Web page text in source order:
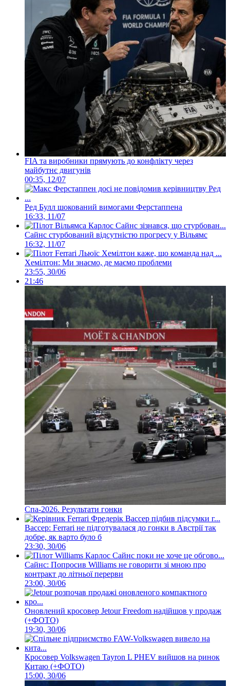
FIA та виробники прямують до конфлікту через
майбутнє двигунів
00:35, 12/07
Ред Булл шокований вимогами Ферстаппена
16:33, 11/07
Сайнс стурбований відсутністю прогресу у Вільямс
16:32, 11/07
Хемілтон: Ми знаємо, де маємо проблеми
23:55, 30/06
21:46
Спа-2026. Результати гонки
Вассер: Ferrari не підготувалася до гонки в Австрії так
добре, як варто було б
23:30, 30/06
Сайнс: Попросив Williams не говорити зі мною про
контракт до літньої перерви
23:00, 30/06
Оновлений кросовер Jetour Freedom надійшов у продаж
(+ФОТО)
19:30, 30/06
Кросовер Volkswagen Tayron L PHEV вийшов на ринок
Китаю (+ФОТО)
15:00, 30/06